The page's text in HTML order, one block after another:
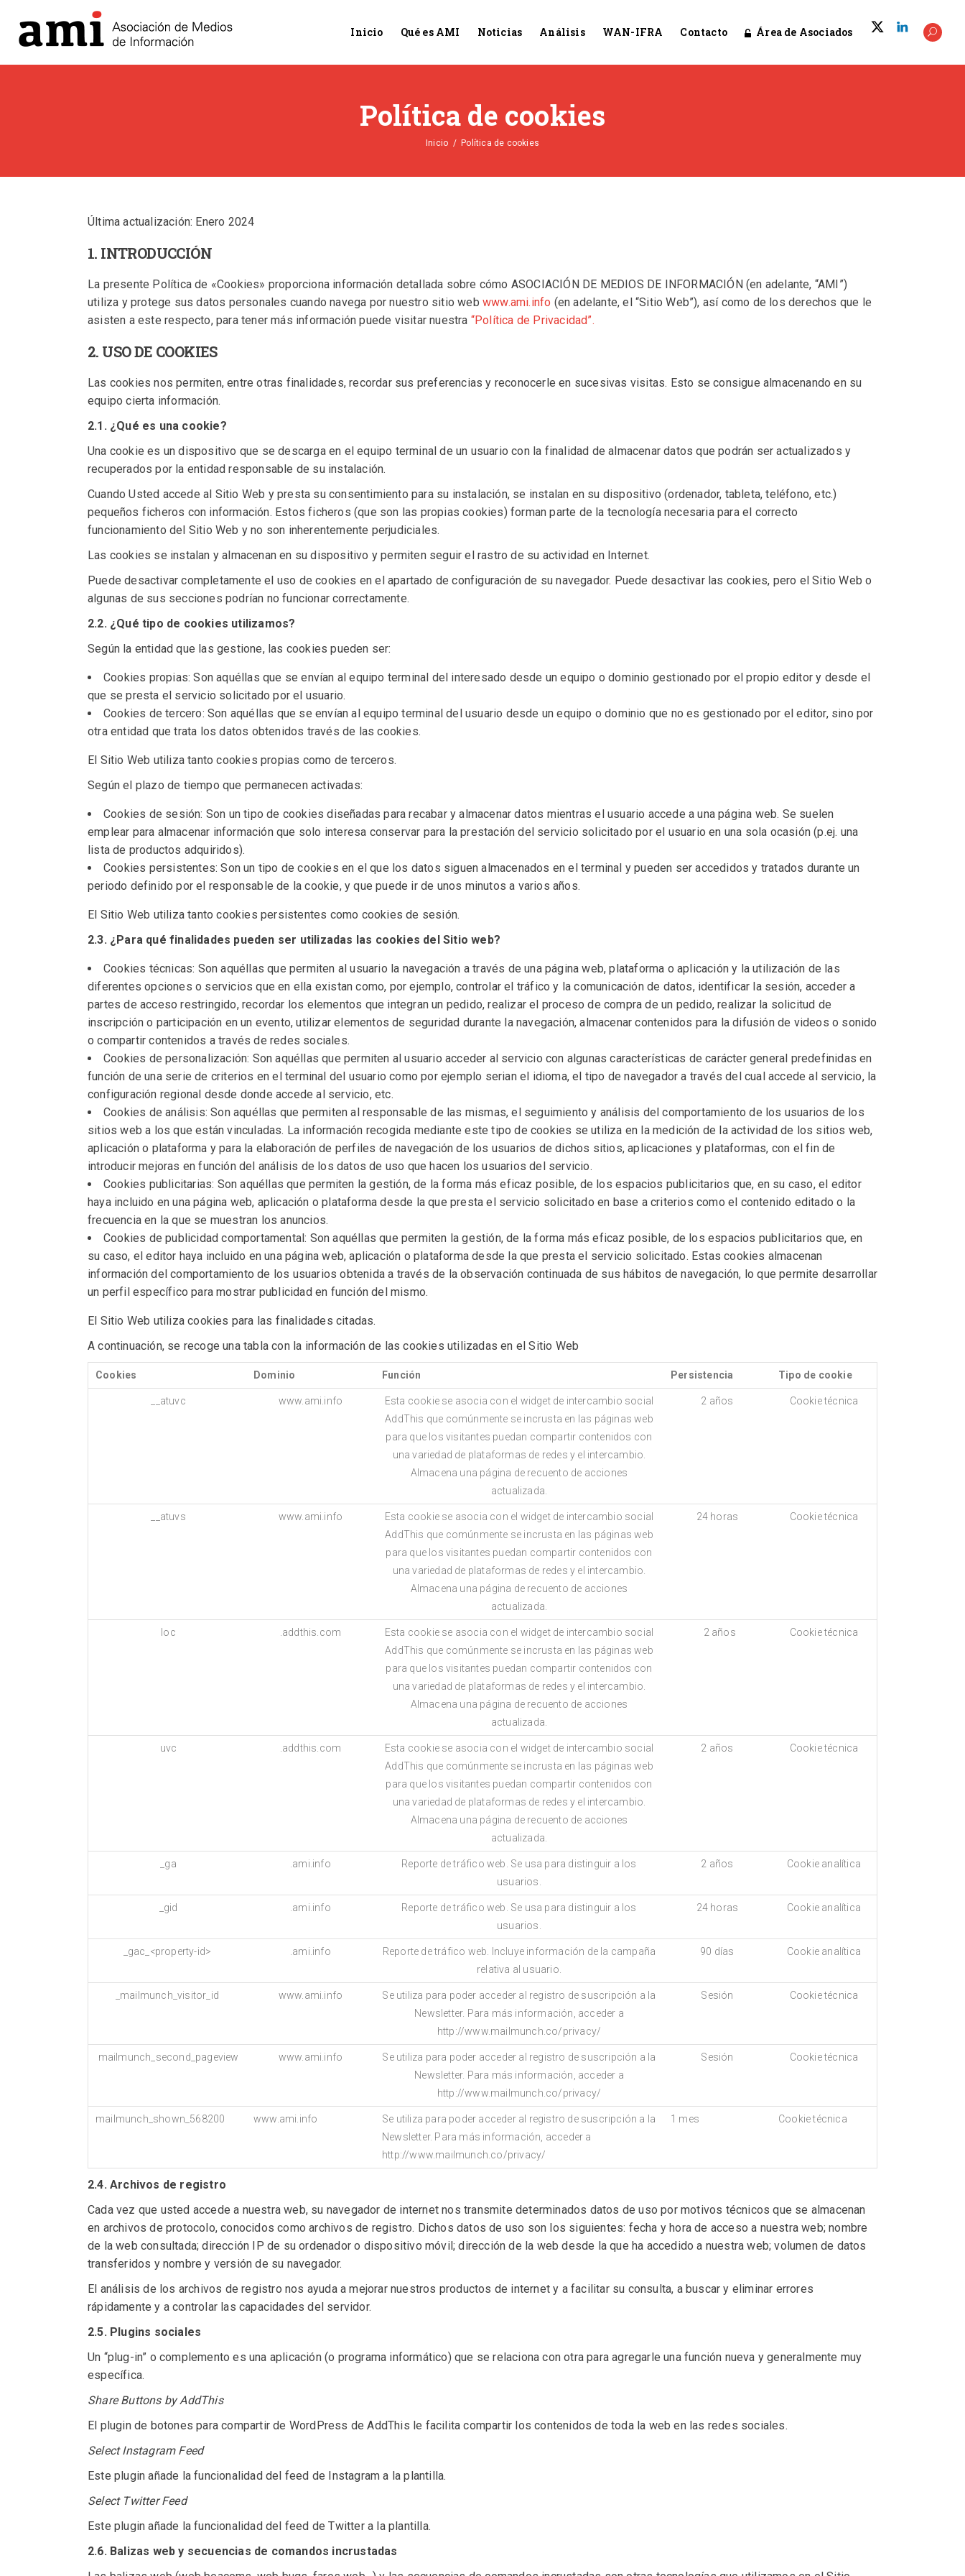
Inicio Qué es AMI Noticias Análisis WAN-IFRA Contacto Área de Asociados
Política de cookies
Inicio /Política de cookies
Última actualización: Enero 2024
1. INTRODUCCIÓN
La presente Política de «Cookies» proporciona información detallada sobre cómo ASOCIACIÓN DE MEDIOS DE INFORMACIÓN (en adelante, “AMI”)
utiliza y protege sus datos personales cuando navega por nuestro sitio webwww.ami.info (en adelante, el “Sitio Web”), así como de los derechos que le
asisten a este respecto, para tener más información puede visitar nuestra “Política de Privacidad”.
2. USO DE COOKIES
Las cookies nos permiten, entre otras finalidades, recordar sus preferencias y reconocerle en sucesivas visitas. Esto se consigue almacenando en su
equipo cierta información.
2.1. ¿Qué es una cookie?
Una cookie es un dispositivo que se descarga en el equipo terminal de un usuario con la finalidad de almacenar datos que podrán ser actualizados y
recuperados por la entidad responsable de su instalación.
Cuando Usted accede al Sitio Web y presta su consentimiento para su instalación, se instalan en su dispositivo (ordenador, tableta, teléfono, etc.)
pequeños ficheros con información. Estos ficheros (que son las propias cookies) forman parte de la tecnología necesaria para el correcto
funcionamiento del Sitio Web y no son inherentemente perjudiciales.
Las cookies se instalan y almacenan en su dispositivo y permiten seguir el rastro de su actividad en Internet.
Puede desactivar completamente el uso de cookies en el apartado de configuración de su navegador. Puede desactivar las cookies, pero el Sitio Web o
algunas de sus secciones podrían no funcionar correctamente.
2.2. ¿Qué tipo de cookies utilizamos?
Según la entidad que las gestione, las cookies pueden ser:
Cookies propias: Son aquéllas que se envían al equipo terminal del interesado desde un equipo o dominio gestionado por el propio editor y desde el
que se presta el servicio solicitado por el usuario.
Cookies de tercero: Son aquéllas que se envían al equipo terminal del usuario desde un equipo o dominio que no es gestionado por el editor, sino por
otra entidad que trata los datos obtenidos través de las cookies.
El Sitio Web utiliza tanto cookies propias como de terceros.
Según el plazo de tiempo que permanecen activadas:
Cookies de sesión: Son un tipo de cookies diseñadas para recabar y almacenar datos mientras el usuario accede a una página web. Se suelen
emplear para almacenar información que solo interesa conservar para la prestación del servicio solicitado por el usuario en una sola ocasión (p.ej. una
lista de productos adquiridos).
Cookies persistentes: Son un tipo de cookies en el que los datos siguen almacenados en el terminal y pueden ser accedidos y tratados durante un
periodo definido por el responsable de la cookie, y que puede ir de unos minutos a varios años.
El Sitio Web utiliza tanto cookies persistentes como cookies de sesión.
2.3. ¿Para qué finalidades pueden ser utilizadas las cookies del Sitio web?
Cookies técnicas: Son aquéllas que permiten al usuario la navegación a través de una página web, plataforma o aplicación y la utilización de las
diferentes opciones o servicios que en ella existan como, por ejemplo, controlar el tráfico y la comunicación de datos, identificar la sesión, acceder a
partes de acceso restringido, recordar los elementos que integran un pedido, realizar el proceso de compra de un pedido, realizar la solicitud de
inscripción o participación en un evento, utilizar elementos de seguridad durante la navegación, almacenar contenidos para la difusión de videos o sonido
o compartir contenidos a través de redes sociales.
Cookies de personalización: Son aquéllas que permiten al usuario acceder al servicio con algunas características de carácter general predefinidas en
función de una serie de criterios en el terminal del usuario como por ejemplo serian el idioma, el tipo de navegador a través del cual accede al servicio, la
configuración regional desde donde accede al servicio, etc.
Cookies de análisis: Son aquéllas que permiten al responsable de las mismas, el seguimiento y análisis del comportamiento de los usuarios de los
sitios web a los que están vinculadas. La información recogida mediante este tipo de cookies se utiliza en la medición de la actividad de los sitios web,
aplicación o plataforma y para la elaboración de perfiles de navegación de los usuarios de dichos sitios, aplicaciones y plataformas, con el fin de
introducir mejoras en función del análisis de los datos de uso que hacen los usuarios del servicio.
Cookies publicitarias: Son aquéllas que permiten la gestión, de la forma más eficaz posible, de los espacios publicitarios que, en su caso, el editor
haya incluido en una página web, aplicación o plataforma desde la que presta el servicio solicitado en base a criterios como el contenido editado o la
frecuencia en la que se muestran los anuncios.
Cookies de publicidad comportamental: Son aquéllas que permiten la gestión, de la forma más eficaz posible, de los espacios publicitarios que, en
su caso, el editor haya incluido en una página web, aplicación o plataforma desde la que presta el servicio solicitado. Estas cookies almacenan
información del comportamiento de los usuarios obtenida a través de la observación continuada de sus hábitos de navegación, lo que permite desarrollar
un perfil específico para mostrar publicidad en función del mismo.
El Sitio Web utiliza cookies para las finalidades citadas.
A continuación, se recoge una tabla con la información de las cookies utilizadas en el Sitio Web
Cookies Dominio Función Persistencia Tipo de cookie
__atuvc www.ami.info
Esta cookie se asocia con el widget de intercambio social
AddThis que comúnmente se incrusta en las páginas web
para que los visitantes puedan compartir contenidos con
una variedad de plataformas de redes y el intercambio.
Almacena una página de recuento de acciones
actualizada.
2 años Cookie técnica
__atuvs www.ami.info
Esta cookie se asocia con el widget de intercambio social
AddThis que comúnmente se incrusta en las páginas web
para que los visitantes puedan compartir contenidos con
una variedad de plataformas de redes y el intercambio.
Almacena una página de recuento de acciones
actualizada.
24 horas Cookie técnica
loc .addthis.com
Esta cookie se asocia con el widget de intercambio social
AddThis que comúnmente se incrusta en las páginas web
para que los visitantes puedan compartir contenidos con
una variedad de plataformas de redes y el intercambio.
Almacena una página de recuento de acciones
actualizada.
2 años Cookie técnica
uvc .addthis.com
Esta cookie se asocia con el widget de intercambio social
AddThis que comúnmente se incrusta en las páginas web
para que los visitantes puedan compartir contenidos con
una variedad de plataformas de redes y el intercambio.
Almacena una página de recuento de acciones
actualizada.
2 años Cookie técnica
_ga .ami.info
Reporte de tráfico web. Se usa para distinguir a los
usuarios.
2 años Cookie analítica
_gid .ami.info
Reporte de tráfico web. Se usa para distinguir a los
usuarios.
24 horas Cookie analítica
_gac_<property-id> .ami.info
Reporte de tráfico web. Incluye información de la campaña
relativa al usuario.
90 días Cookie analítica
_mailmunch_visitor_id www.ami.info
Se utiliza para poder acceder al registro de suscripción a la
Newsletter. Para más información, acceder a
http://www.mailmunch.co/privacy/
Sesión Cookie técnica
mailmunch_second_pageview www.ami.info
Se utiliza para poder acceder al registro de suscripción a la
Newsletter. Para más información, acceder a
http://www.mailmunch.co/privacy/
Sesión Cookie técnica
mailmunch_shown_568200 www.ami.info
Se utiliza para poder acceder al registro de suscripción a la
Newsletter. Para más información, acceder a
http://www.mailmunch.co/privacy/
1 mes Cookie técnica
2.4. Archivos de registro
Cada vez que usted accede a nuestra web, su navegador de internet nos transmite determinados datos de uso por motivos técnicos que se almacenan
en archivos de protocolo, conocidos como archivos de registro. Dichos datos de uso son los siguientes: fecha y hora de acceso a nuestra web; nombre
de la web consultada; dirección IP de su ordenador o dispositivo móvil; dirección de la web desde la que ha accedido a nuestra web; volumen de datos
transferidos y nombre y versión de su navegador.
El análisis de los archivos de registro nos ayuda a mejorar nuestros productos de internet y a facilitar su consulta, a buscar y eliminar errores
rápidamente y a controlar las capacidades del servidor.
2.5. Plugins sociales
Un “plug-in” o complemento es una aplicación (o programa informático) que se relaciona con otra para agregarle una función nueva y generalmente muy
específica.
Share Buttons by AddThis
El plugin de botones para compartir de WordPress de AddThis le facilita compartir los contenidos de toda la web en las redes sociales.
Select Instagram Feed
Este plugin añade la funcionalidad del feed de Instagram a la plantilla.
Select Twitter Feed
Este plugin añade la funcionalidad del feed de Twitter a la plantilla.
2.6. Balizas web y secuencias de comandos incrustadas